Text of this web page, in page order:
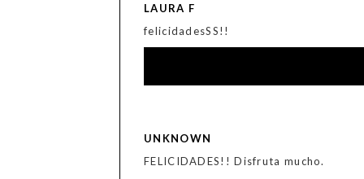
LAURA F
felicidadesSS!!
UNKNOWN
FELICIDADES!! Disfruta mucho.